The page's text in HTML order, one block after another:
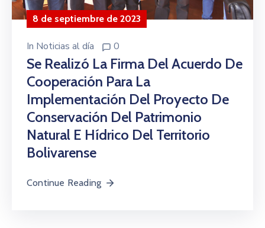
8 de septiembre de 2023
In Noticias al día 0
Se Realizó La Firma Del Acuerdo De
Cooperación Para La
Implementación Del Proyecto De
Conservación Del Patrimonio
Natural E Hídrico Del Territorio
Bolivarense
Continue Reading